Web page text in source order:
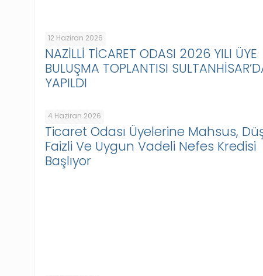
12 Haziran 2026
NAZİLLİ TİCARET ODASI 2026 YILI ÜYE
BULUŞMA TOPLANTISI
YAPILDI
4 Haziran 2026
Ticaret Odası Üyelerine Mahsus,
Faizli Ve Uygun Vadeli Nefes Kredisi
Başlıyor